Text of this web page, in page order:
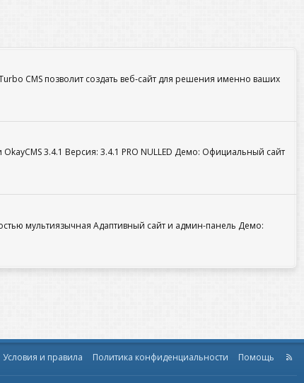
CMS позволит создать веб‑сайт для решения именно ваших
3.4.1 Версия: 3.4.1 PRO NULLED Демо: Официальный сайт
мультиязычная Адаптивный сайт и админ-панель Демо:
Условия и правила Политика конфиденциальности Помощь
R